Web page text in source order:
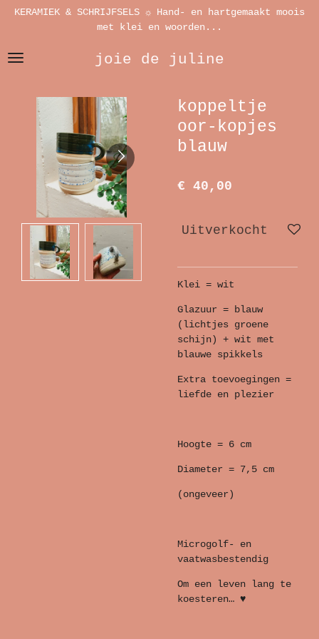
Ga
de
joie de juline
KERAMIEK & SCHRIJFSELS ☼ Hand- en hartgemaakt moois
met klei en woorden...
koppeltje
oor-kopjes
blauw
€ 40,00
Uitverkocht
Klei = wit
Glazuur = blauw
(lichtjes groene
schijn) + wit met
blauwe spikkels
Extra toevoegingen =
liefde en plezier
Hoogte = 6 cm
Diameter = 7,5 cm
(ongeveer)
Microgolf- en
vaatwasbestendig
Om een leven lang te
koesteren… ♥